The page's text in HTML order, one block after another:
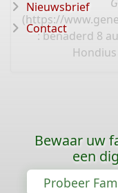
(https://
: benaderd 8
Nieuwsbrief
Contact
Bewaar uw
een
Probeer